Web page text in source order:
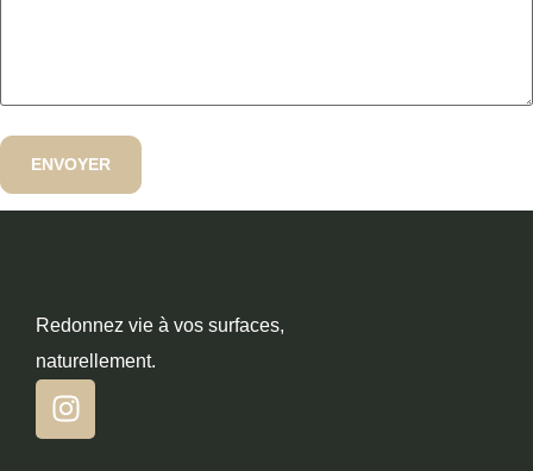
Redonnez vie à vos surfaces,
naturellement.